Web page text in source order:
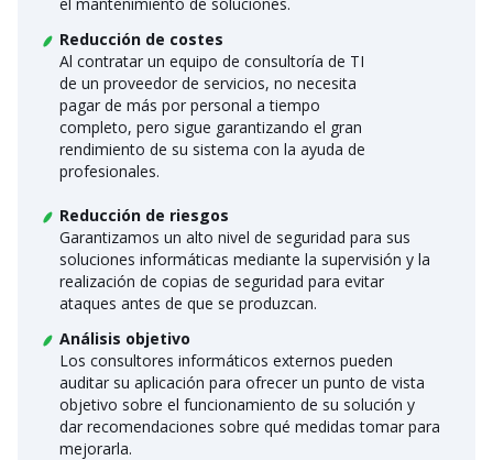
Reducción de costes
Al contratar un equipo de consultoría de TI
de un proveedor de servicios, no necesita
pagar de más por personal a tiempo
completo, pero sigue garantizando el gran
rendimiento de su sistema con la ayuda de
profesionales.
Reducción de riesgos
Garantizamos un alto nivel de seguridad para sus
soluciones informáticas mediante la supervisión y la
realización de copias de seguridad para evitar
ataques antes de que se produzcan.
Análisis objetivo
Los consultores informáticos externos pueden
auditar su aplicación para ofrecer un punto de vista
objetivo sobre el funcionamiento de su solución y
dar recomendaciones sobre qué medidas tomar para
mejorarla.